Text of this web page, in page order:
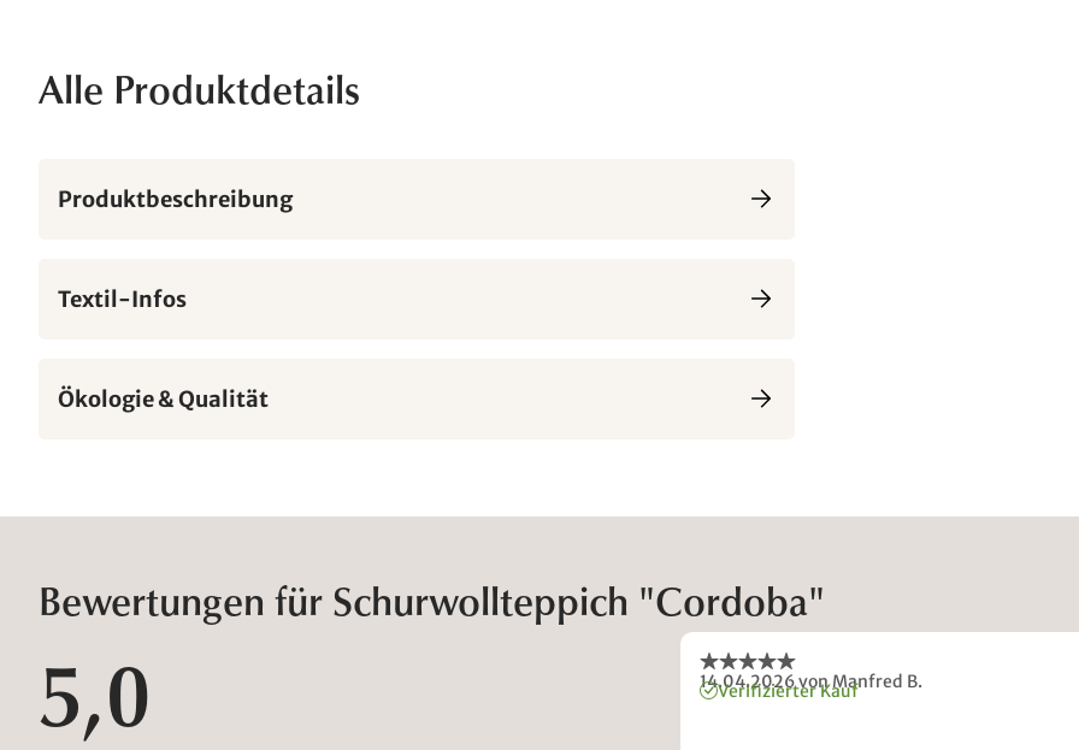
Alle Produktdetails
Produktbeschreibung
Textil-Infos
Ökologie & Qualität
Bewertungen für Schurwollteppich "Cordoba"
5,0 14.04.2026von Manfred B.
Verifizierter Kauf